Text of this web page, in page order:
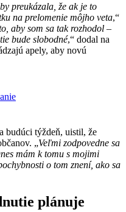
preukázala, že ak je to
na prelomenie môjho veta,“
aby som sa tak rozhodol –
bude slobodné,“ dodal na
apely, aby novú
budúci týždeň, uistil, že
„Veľmi zodpovedne sa
mám k tomu s mojimi
o tom znení, ako sa
plánuje